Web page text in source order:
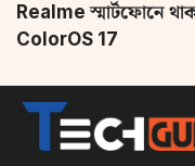
Realme স্মার্টফোনে
ColorOS 17